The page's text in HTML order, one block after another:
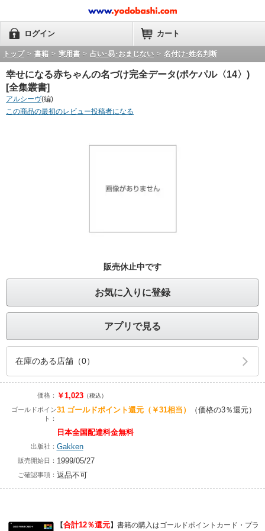
ログイン カート
トップ > 書籍 > 実用書 > 占い･易･おまじない > 名付け･姓名判断
幸せになる赤ちゃんの名づけ完全データ(ポケパル〈14〉)
[全集叢書]
アルシーヴ(編)
この商品の最初のレビュー投稿者になる
販売休止中です
お気に入りに登録
アプリで見る
在庫のある店舗（0）
価格： ￥1,023（税込）
ゴールドポイン
ト：
31 ゴールドポイント還元（￥31相当） （価格の3％還元）
日本全国配達料金無料
出版社： Gakken
販売開始日： 1999/05/27
ご確認事項： 返品不可
【合計12％還元】 書籍の購入はゴールドポイントカード・プラ